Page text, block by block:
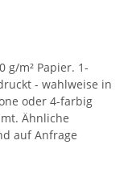
g/m² Papier. 1-
- wahlweise in
oder 4-farbig
Ähnliche
auf Anfrage